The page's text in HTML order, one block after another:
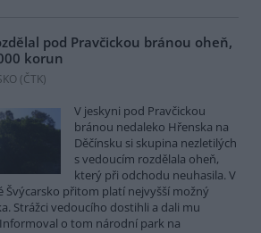
pod Pravčickou bránou oheň,
korun
(ČTK)
V jeskyni pod Pravčickou
bránou nedaleko Hřenska na
Děčínsku si skupina nezletilých
s vedoucím rozdělala oheň,
který při odchodu neuhasila. V
Švýcarsko přitom platí nejvyšší možný
Strážci vedoucího dostihli a dali mu
o tom národní park na